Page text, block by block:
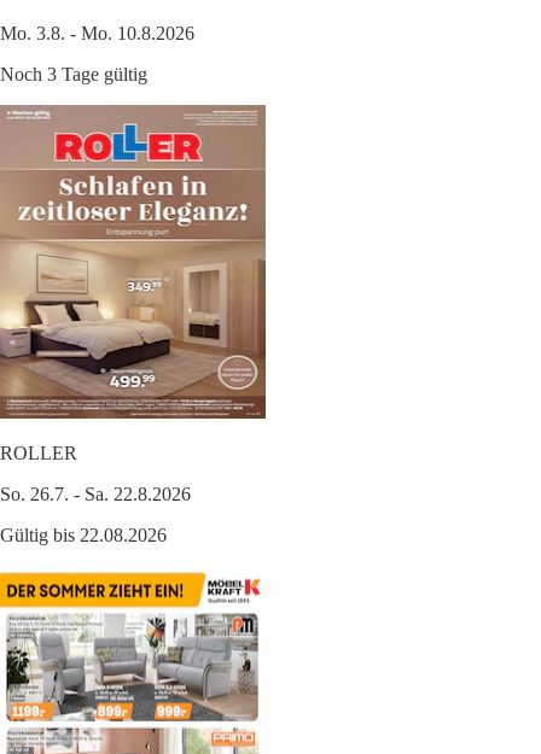
Mo. 3.8. - Mo. 10.8.2026
Noch 3 Tage gültig
ROLLER
So. 26.7. - Sa. 22.8.2026
Gültig bis 22.08.2026